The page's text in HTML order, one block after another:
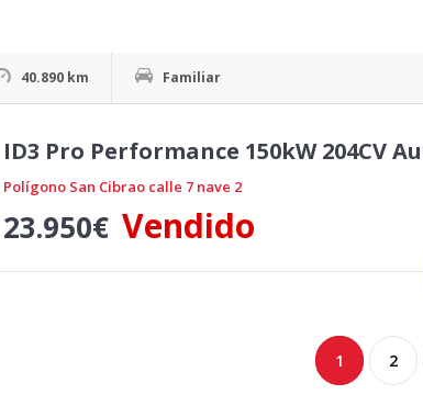
40.890 km Familiar
ID3 Pro Performance 150kW 204CV
Polígono San Cibrao calle 7 nave 2
23.950€ Vendido
1 2